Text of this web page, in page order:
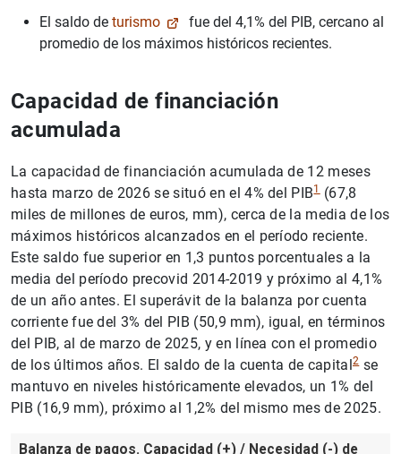
El saldo de turismo
fue del 4,1% del PIB, cercano al
promedio de los máximos históricos recientes.
Capacidad de financiación
acumulada
La capacidad de financiación acumulada de 12 meses
hasta marzo de 2026 se situó en el 4% del PIB1 (67,8
miles de millones de euros, mm), cerca de la media de los
máximos históricos alcanzados en el período reciente.
Este saldo fue superior en 1,3 puntos porcentuales a la
media del período precovid 2014-2019 y próximo al 4,1%
de un año antes. El superávit de la balanza por cuenta
corriente fue del 3% del PIB (50,9 mm), igual, en términos
del PIB, al de marzo de 2025, y en línea con el promedio
de los últimos años. El saldo de la cuenta de capital2se
mantuvo en niveles históricamente elevados, un 1% del
PIB (16,9 mm), próximo al 1,2% del mismo mes de 2025.